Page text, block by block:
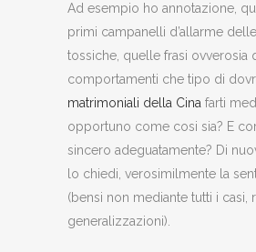
Ad esempio ho annotazione,
primi campanelli d’allarme
tossiche, quelle frasi ovverosia
comportamenti che tipo di
matrimoniali della Cina farti
opportuno come cosi sia? E
sincero adeguatamente? Di
lo chiedi, verosimilmente la
(bensi non mediante tutti i casi,
generalizzazioni).